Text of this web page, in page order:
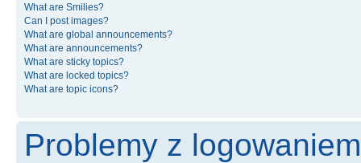
What are Smilies?
Can I post images?
What are global announcements?
What are announcements?
What are sticky topics?
What are locked topics?
What are topic icons?
Problemy z